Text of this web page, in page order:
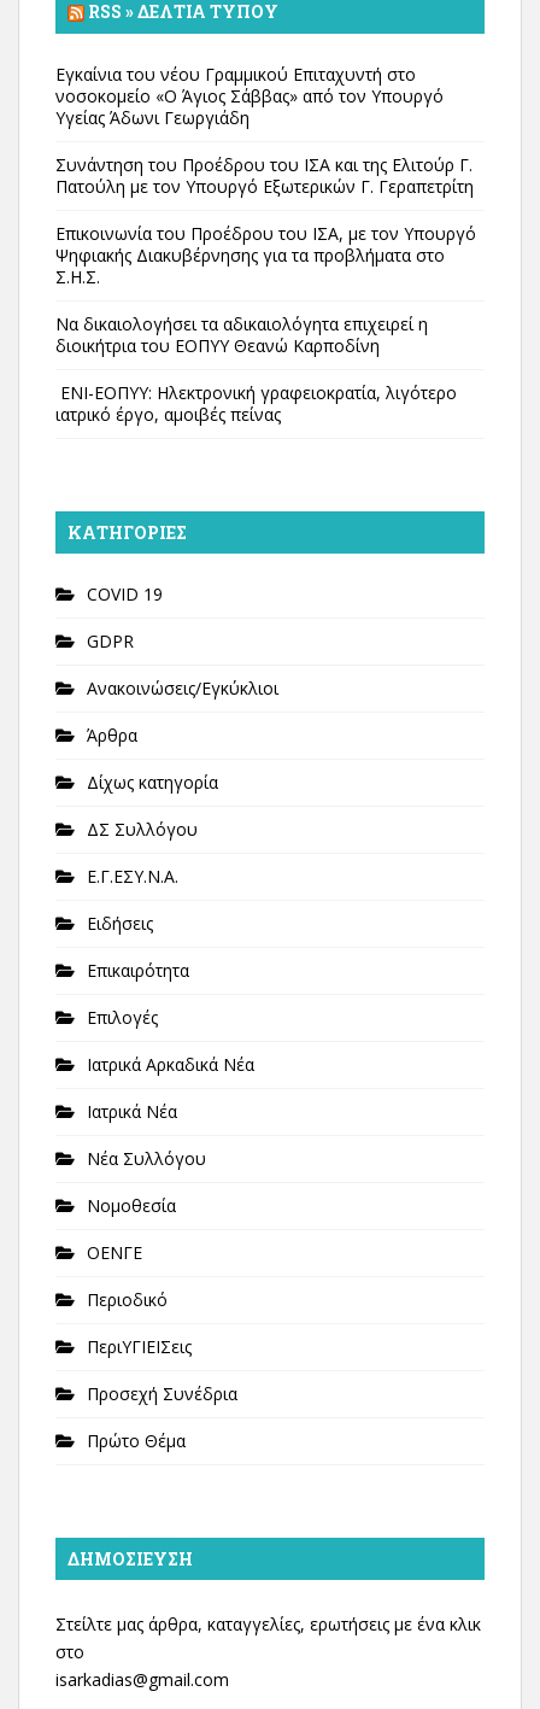
RSS » ΔΕΛΤΊΑ ΤΎΠΟΥ
Εγκαίνια του νέου Γραμμικού Επιταχυντή στο
νοσοκομείο «Ο Άγιος Σάββας» από τον Υπουργό
Υγείας Άδωνι Γεωργιάδη
Συνάντηση του Προέδρου του ΙΣΑ και της Ελιτούρ Γ.
Πατούλη με τον Υπουργό Εξωτερικών Γ. Γεραπετρίτη
Επικοινωνία του Προέδρου του ΙΣΑ, με τον Υπουργό
Ψηφιακής Διακυβέρνησης για τα προβλήματα στο
Σ.Η.Σ.
Να δικαιολογήσει τα αδικαιολόγητα επιχειρεί η
διοικήτρια του ΕΟΠΥΥ Θεανώ Καρποδίνη
ΕΝΙ-ΕΟΠΥΥ: Ηλεκτρονική γραφειοκρατία, λιγότερο
ιατρικό έργο, αμοιβές πείνας
KΑΤΗΓΟΡΊΕΣ
COVID 19
GDPR
Ανακοινώσεις/Εγκύκλιοι
Άρθρα
Δίχως κατηγορία
ΔΣ Συλλόγου
Ε.Γ.ΕΣΥ.Ν.Α.
Ειδήσεις
Επικαιρότητα
Επιλογές
Ιατρικά Αρκαδικά Νέα
Ιατρικά Νέα
Νέα Συλλόγου
Νομοθεσία
ΟΕΝΓΕ
Περιοδικό
ΠεριΥΓΙΕΙΣεις
Προσεχή Συνέδρια
Πρώτο Θέμα
ΔΗΜΟΣΊΕΥΣΗ
Στείλτε μας άρθρα, καταγγελίες, ερωτήσεις με ένα κλικ
στο
isarkadias@gmail.com